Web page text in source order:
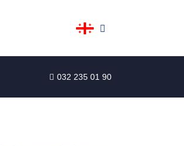
032 235 01 90